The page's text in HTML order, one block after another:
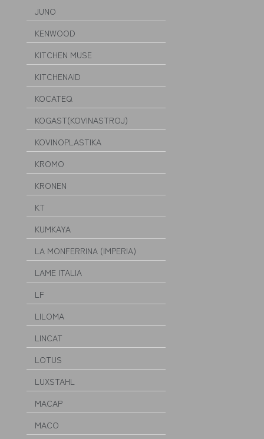
JUNO
KENWOOD
KITCHEN MUSE
KITCHENAID
KOCATEQ
KOGAST(KOVINASTROJ)
KOVINOPLASTIKA
KROMO
KRONEN
KT
KUMKAYA
LA MONFERRINA (IMPERIA)
LAME ITALIA
LF
LILOMA
LINCAT
LOTUS
LUXSTAHL
MACAP
MACO